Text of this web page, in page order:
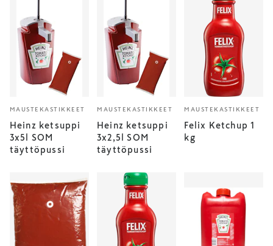
MAUSTEKASTIKKEET
Heinz ketsuppi
3x5l SOM
täyttöpussi
MAUSTEKASTIKKEET
Heinz ketsuppi
3x2,5l SOM
täyttöpussi
MAUSTEKASTIKKEET
Felix Ketchup 1
kg